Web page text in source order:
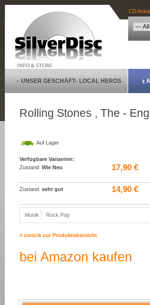
CD
UNSER GESCHÄFT LOCAL HEROS
Rolling Stones , The -
Auf Lager
Verfügbare Varianten:
Zustand: Wie Neu 17,90 €
Zustand: sehr gut 14,90 €
Musik Rock Pop
» zurück zur Produktübersicht
bei Amazon kaufen